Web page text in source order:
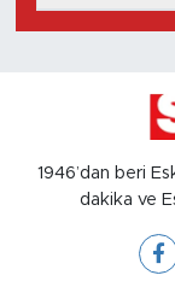
1946’dan beri
dakika ve